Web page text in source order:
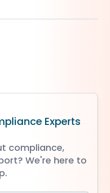
Experts
compliance,
We're here to